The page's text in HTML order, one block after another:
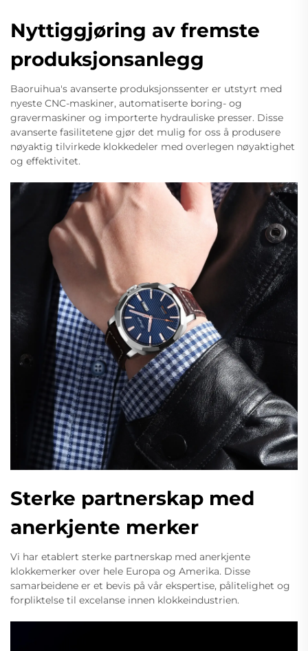
Nyttiggjøring av fremste
produksjonsanlegg
Baoruihua's avanserte produksjonssenter er utstyrt med
nyeste CNC-maskiner, automatiserte boring- og
gravermaskiner og importerte hydrauliske presser. Disse
avanserte fasilitetene gjør det mulig for oss å produsere
nøyaktig tilvirkede klokkedeler med overlegen nøyaktighet
og effektivitet.
Sterke partnerskap med
anerkjente merker
Vi har etablert sterke partnerskap med anerkjente
klokkemerker over hele Europa og Amerika. Disse
samarbeidene er et bevis på vår ekspertise, pålitelighet og
forpliktelse til excelanse innen klokkeindustrien.